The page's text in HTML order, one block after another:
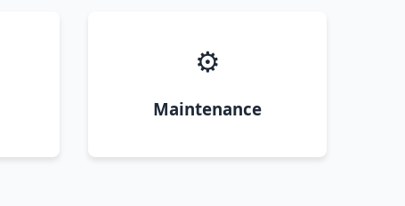
⚙️
Maintenance